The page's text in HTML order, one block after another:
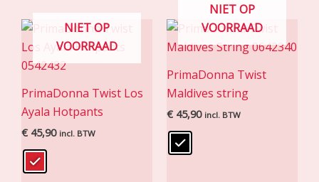
NIET OP
VOORRAAD
PrimaDonna Twist Los
Ayala Hotpants
€ 45,90 incl. BTW
NIET OP
VOORRAAD
PrimaDonna Twist
Maldives string
€ 45,90 incl. BTW